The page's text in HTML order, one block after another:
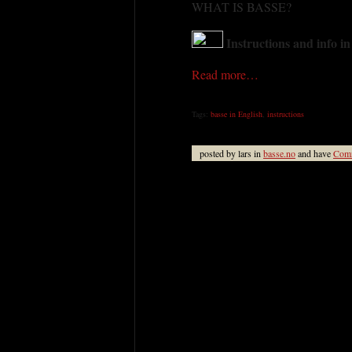
WHAT IS BASSE?
Instructions and info
Read more…
Tags: basse in English, instructions
posted by lars in basse.noand have